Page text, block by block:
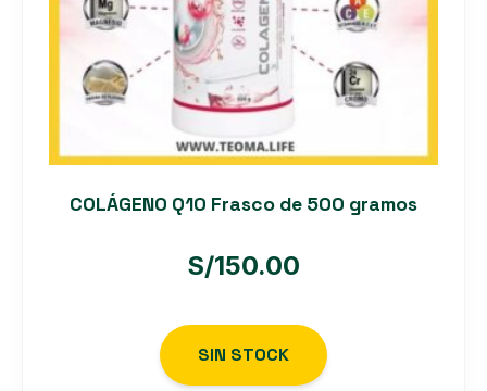
COLÁGENO Q10 Frasco de 500 gramos
S/150.00
SIN STOCK